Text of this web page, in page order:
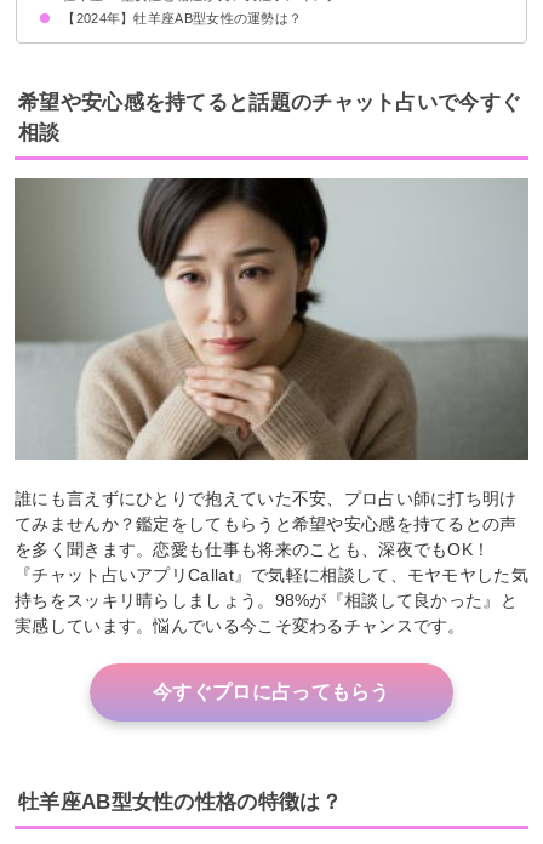
第5位：水瓶座B型男性
第4位：天秤座A型男性
第3位：双子座AB型男性
第2位：射手座AB型男性
第1位：獅子座B型男性
【2024年】牡羊座AB型女性の運勢は？
希望や安心感を持てると話題のチャット占いで今すぐ
相談
誰にも言えずにひとりで抱えていた不安、プロ占い師に打ち明け
てみませんか？鑑定をしてもらうと希望や安心感を持てるとの声
を多く聞きます。恋愛も仕事も将来のことも、深夜でもOK！
『チャット占いアプリCallat』で気軽に相談して、モヤモヤした気
持ちをスッキリ晴らしましょう。98%が『相談して良かった』と
実感しています。悩んでいる今こそ変わるチャンスです。
今すぐプロに占ってもらう
牡羊座AB型女性の性格の特徴は？